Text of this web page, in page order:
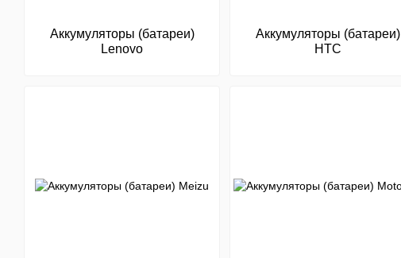
Аккумуляторы (батареи)
Lenovo
Аккумуляторы (батареи)
HTC